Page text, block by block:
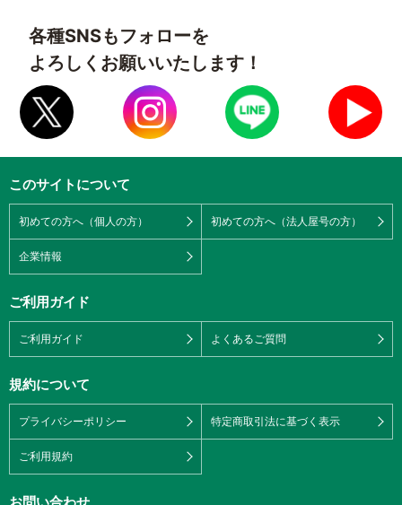
各種SNSもフォローを
よろしくお願いいたします！
このサイトについて
初めての方へ（個人の方） 初めての方へ（法人屋号の方）
企業情報
ご利用ガイド
ご利用ガイド よくあるご質問
規約について
プライバシーポリシー 特定商取引法に基づく表示
ご利用規約